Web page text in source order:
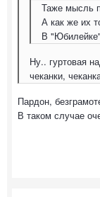
Таже мысль
А как же их
В
Ну.. гуртовая
чеканки,
Пардон,
В таком случае